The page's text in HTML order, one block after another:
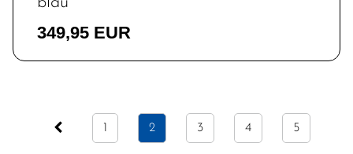
349,95 EUR
1 2 3 4 5